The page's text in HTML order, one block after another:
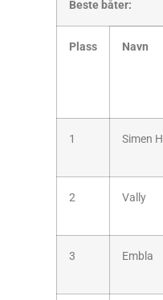
Beste båter:
Plass Navn
1 Simen H
2 Vally
3 Embla